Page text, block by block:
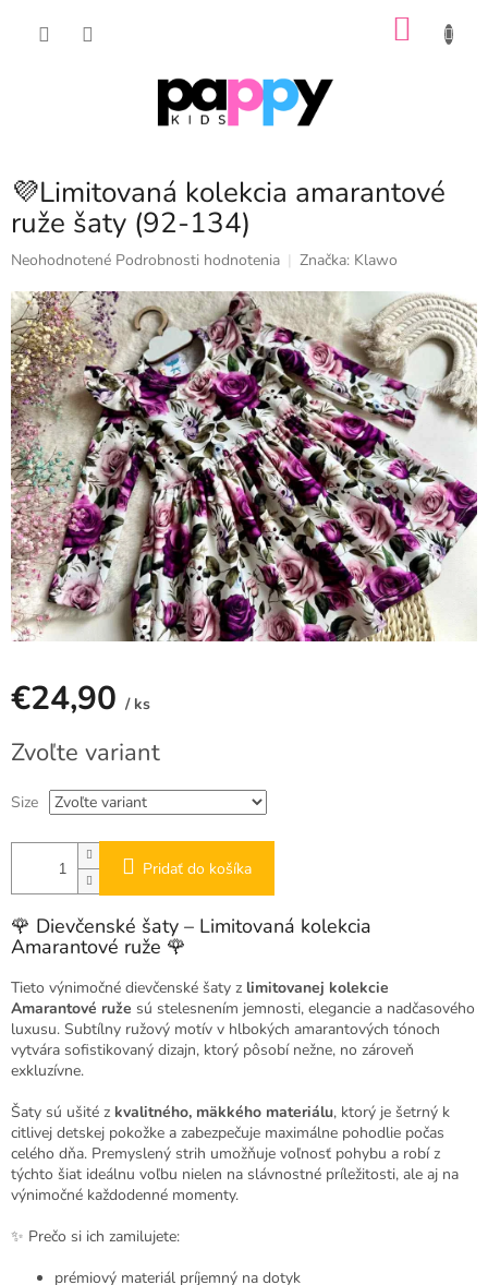
💜Limitovaná kolekcia amarantové
ruže šaty (92-134)
Priemerné
produktu
je
0,0
z
5
hviezdičiek.
Neohodnotené Podrobnosti hodnotenia Značka: Klawo
€24,90 / ks
cena:
Zvoľte variant
Size
Pridať do košíka
🌹 Dievčenské šaty – Limitovaná kolekcia
Amarantové ruže 🌹
Tieto výnimočné dievčenské šaty z limitovanej kolekcie
Amarantové ruže sú stelesnením jemnosti, elegancie a nadčasového
luxusu. Subtílny ružový motív v hlbokých amarantových tónoch
vytvára sofistikovaný dizajn, ktorý pôsobí nežne, no zároveň
exkluzívne.
Šaty sú ušité z kvalitného, mäkkého materiálu, ktorý je šetrný k
citlivej detskej pokožke a zabezpečuje maximálne pohodlie počas
celého dňa. Premyslený strih umožňuje voľnosť pohybu a robí z
týchto šiat ideálnu voľbu nielen na slávnostné príležitosti, ale aj na
výnimočné každodenné momenty.
✨ Prečo si ich zamilujete:
prémiový materiál príjemný na dotyk